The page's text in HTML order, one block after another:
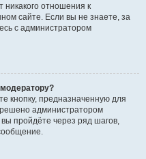
отношения к
сайте. Если вы не знаете, за
с администратором
кнопку, предназначенную для
администратором
пройдёте через ряд шагов,